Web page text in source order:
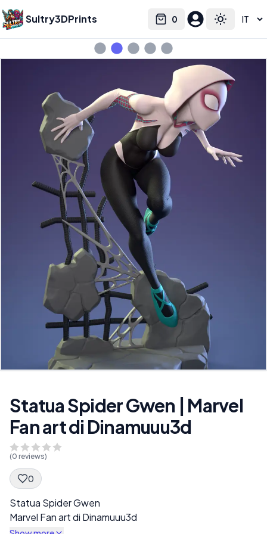
Sultry3DPrints 0
Cart Toggle
Select language
Statua Spider Gwen | Marvel
Fan art di Dinamuuu3d
(0 reviews)
0
Spec Description
Statua Spider Gwen
Marvel Fan art di Dinamuuu3d